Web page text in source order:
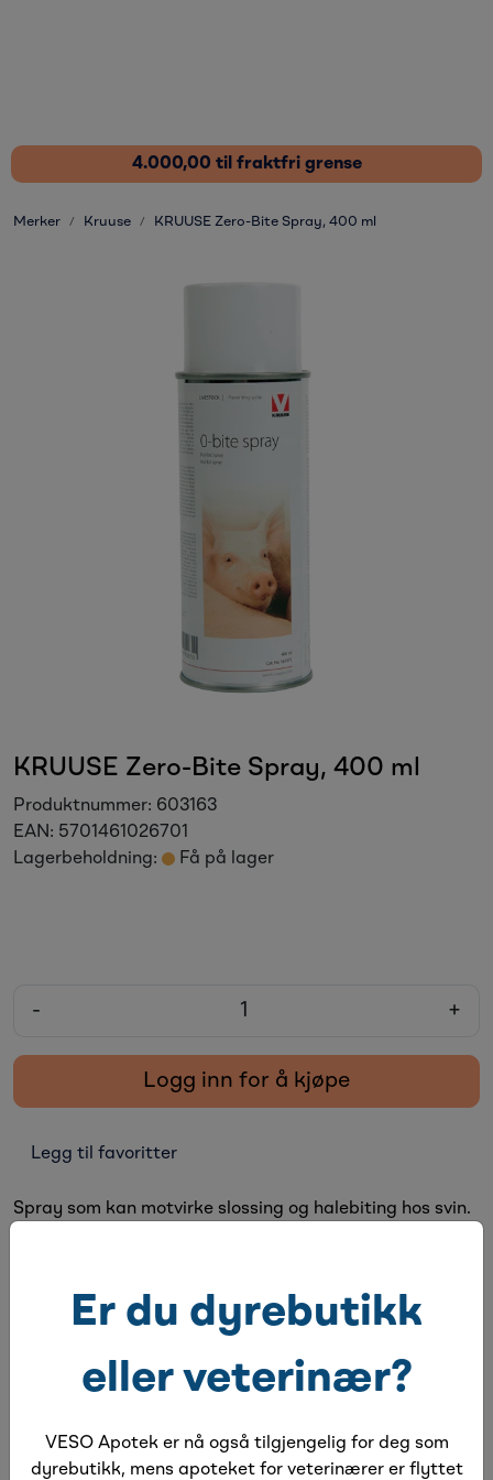
4.000,00 til fraktfri grense
Merker Kruuse KRUUSE Zero-Bite Spray, 400 ml
KRUUSE Zero-Bite Spray, 400 ml
Produktnummer: 603163
EAN: 5701461026701
Lagerbeholdning:
Få på lager
- +
Logg inn for å kjøpe
Legg til favoritter
Spray som kan motvirke slossing og halebiting hos svin.
Spesifikasjoner
Dokumentarkiv
Parfymespray for å motvirke slossing og halsebiting hos
svin. Kan også brukes til høns og fjærkre.
Pleieprodukter
Sårstell
Er du dyrebutikk
eller veterinær?
VESO Apotek er nå også tilgjengelig for deg som
dyrebutikk, mens apoteket for veterinærer er flyttet